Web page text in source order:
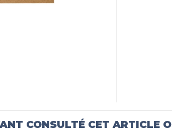
CONSULTÉ CET ARTICLE